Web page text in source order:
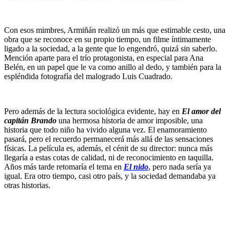
Con esos mimbres, Armiñán realizó un más que estimable cesto, una
obra que se reconoce en su propio tiempo, un filme íntimamente
ligado a la sociedad, a la gente que lo engendró, quizá sin saberlo.
Mención aparte para el trío protagonista, en especial para Ana
Belén, en un papel que le va como anillo al dedo, y también para la
espléndida fotografía del malogrado Luis Cuadrado.
Pero además de la lectura sociológica evidente, hay en El amor del
capitán Brando una hermosa historia de amor imposible, una
historia que todo niño ha vivido alguna vez. El enamoramiento
pasará, pero el recuerdo permanecerá más allá de las sensaciones
físicas. La película es, además, el cénit de su director: nunca más
llegaría a estas cotas de calidad, ni de reconocimiento en taquilla.
Años más tarde retomaría el tema en El nido, pero nada sería ya
igual. Era otro tiempo, casi otro país, y la sociedad demandaba ya
otras historias.